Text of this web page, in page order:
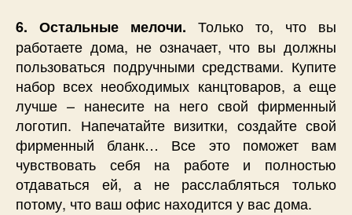
6. Остальные мелочи. Только то, что вы
работаете дома, не означает, что вы должны
пользоваться подручными средствами. Купите
набор всех необходимых канцтоваров, а еще
лучше – нанесите на него свой фирменный
логотип. Напечатайте визитки, создайте свой
фирменный бланк… Все это поможет вам
чувствовать себя на работе и полностью
отдаваться ей, а не расслабляться только
потому, что ваш офис находится у вас дома.